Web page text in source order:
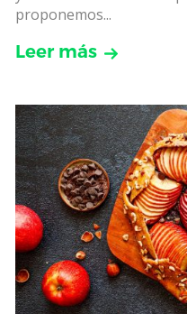
proponemos...
Leer más